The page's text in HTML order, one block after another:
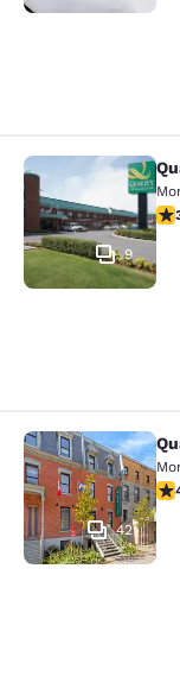
Quality
9
Quality
42